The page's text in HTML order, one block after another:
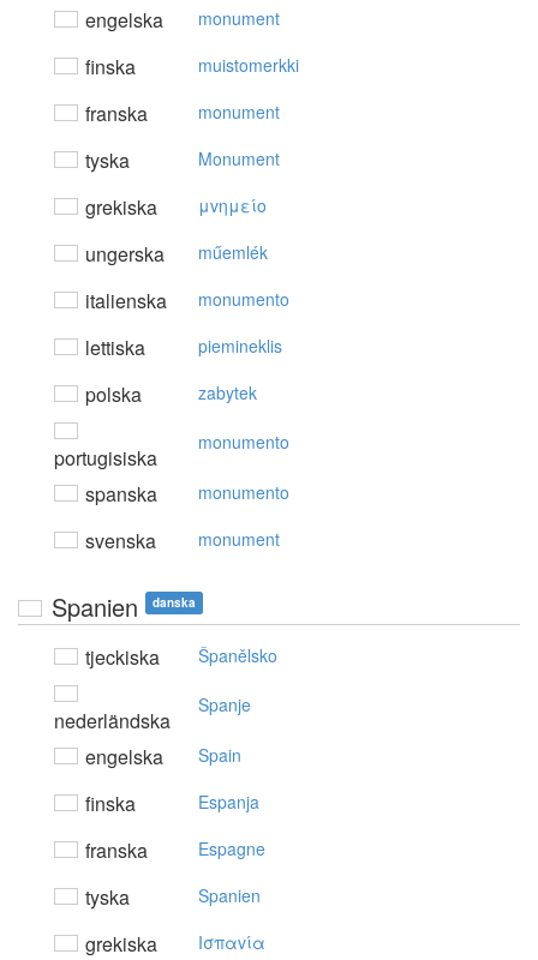
engelska monument
finska muistomerkki
franska monument
tyska Monument
grekiska μvημείo
ungerska műemlék
italienska monumento
lettiska piemineklis
polska zabytek
portugisiska
monumento
spanska monumento
svenska monument
Spanien danska
tjeckiska Španělsko
nederländska
Spanje
engelska Spain
finska Espanja
franska Espagne
tyska Spanien
grekiska Iσπαvία